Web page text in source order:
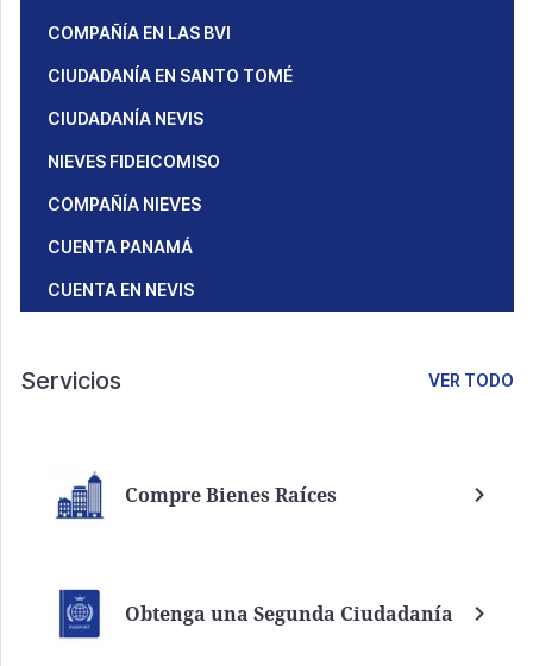
COMPAÑÍA EN LAS BVI
CIUDADANÍA EN SANTO TOMÉ
CIUDADANÍA NEVIS
NIEVES FIDEICOMISO
COMPAÑÍA NIEVES
CUENTA PANAMÁ
CUENTA EN NEVIS
Servicios VER TODO
Compre Bienes Raíces
Obtenga una Segunda Ciudadanía